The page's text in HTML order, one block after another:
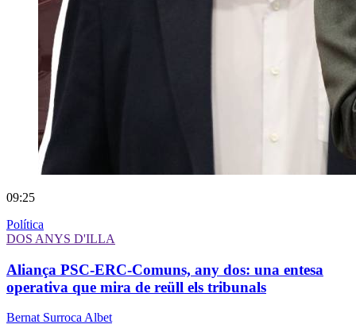
09:25
Política
DOS ANYS D'ILLA
Aliança PSC-ERC-Comuns, any dos: una entesa
operativa que mira de reüll els tribunals
Bernat Surroca Albet